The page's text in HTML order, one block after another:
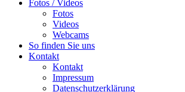
Fotos / Videos
Fotos
Videos
Webcams
So finden Sie uns
Kontakt
Kontakt
Impressum
Datenschutzerklärung